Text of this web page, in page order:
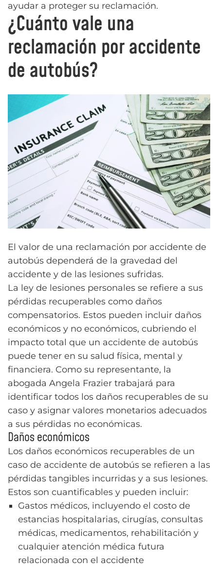
ayudar a proteger su reclamación.
¿Cuánto vale una
reclamación por accidente
de autobús?
El valor de una reclamación por accidente de
autobús dependerá de la gravedad del
accidente y de las lesiones sufridas.
La ley de lesiones personales se refiere a sus
pérdidas recuperables como daños
compensatorios. Estos pueden incluir daños
económicos y no económicos, cubriendo el
impacto total que un accidente de autobús
puede tener en su salud física, mental y
financiera. Como su representante, la
abogada Angela Frazier trabajará para
identificar todos los daños recuperables de su
caso y asignar valores monetarios adecuados
a sus pérdidas no económicas.
Daños económicos
Los daños económicos recuperables de un
caso de accidente de autobús se refieren a las
pérdidas tangibles incurridas y a sus lesiones.
Estos son cuantificables y pueden incluir:
Gastos médicos, incluyendo el costo de
estancias hospitalarias, cirugías, consultas
médicas, medicamentos, rehabilitación y
cualquier atención médica futura
relacionada con el accidente